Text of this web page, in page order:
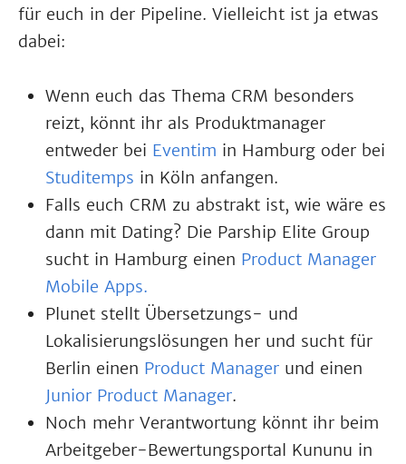
für euch in der Pipeline. Vielleicht ist ja etwas
dabei:
Wenn euch das Thema CRM besonders
reizt, könnt ihr als Produktmanager
entweder bei Eventim in Hamburg oder bei
Studitemps in Köln anfangen.
Falls euch CRM zu abstrakt ist, wie wäre es
dann mit Dating? Die Parship Elite Group
sucht in Hamburg einen Product Manager
Mobile Apps.
Plunet stellt Übersetzungs- und
Lokalisierungslösungen her und sucht für
Berlin einen Product Manager und einen
Junior Product Manager.
Noch mehr Verantwortung könnt ihr beim
Arbeitgeber-Bewertungsportal Kununu in